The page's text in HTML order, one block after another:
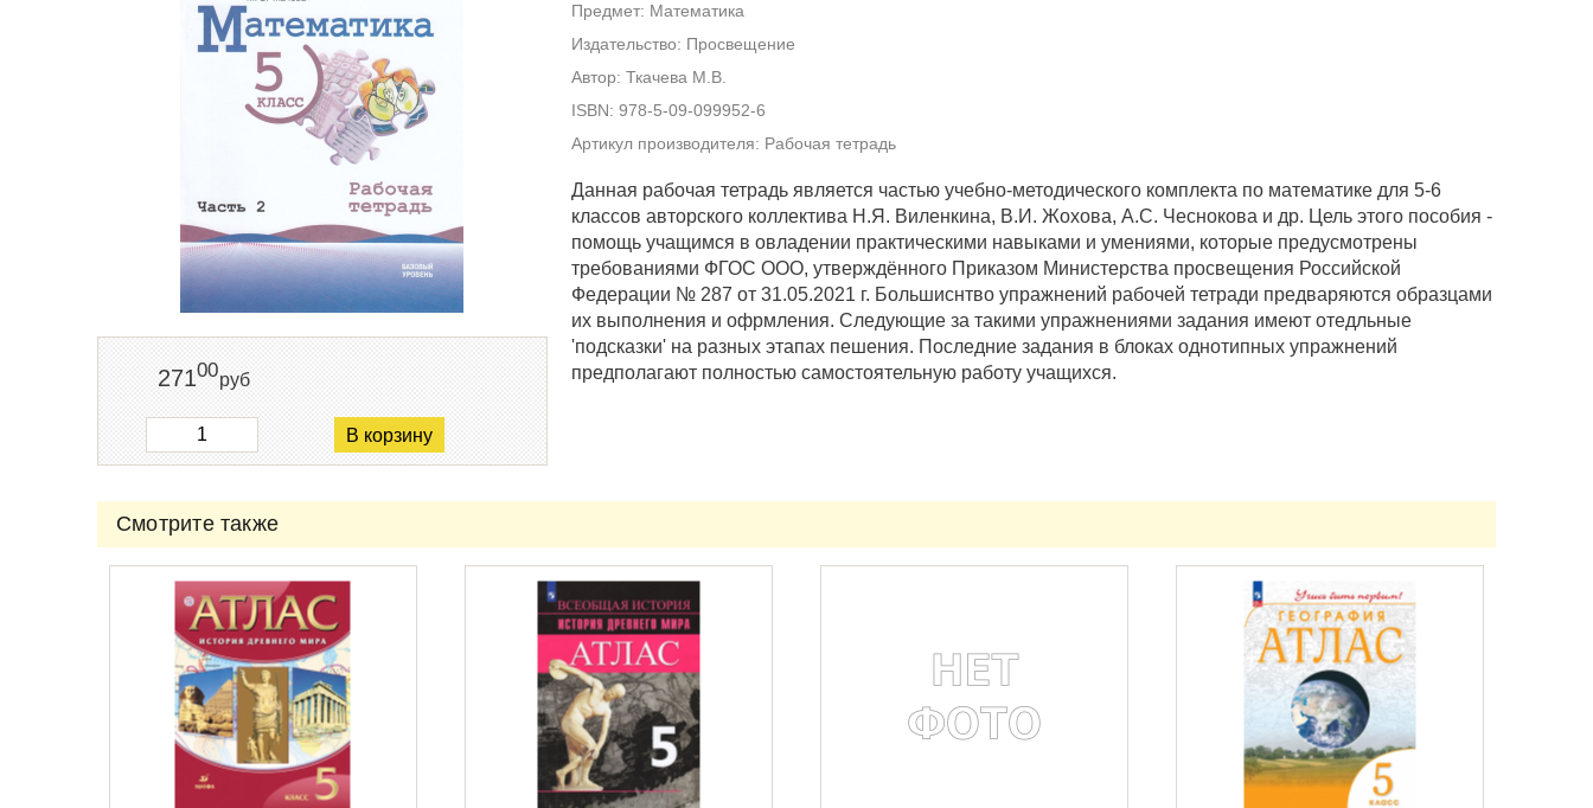
27100руб
В корзину
Предмет: Математика
Издательство: Просвещение
Автор: Ткачева М.В.
ISBN: 978-5-09-099952-6
Артикул производителя: Рабочая тетрадь
Данная рабочая тетрадь является частью учебно-методического комплекта по математике для 5-6
классов авторского коллектива Н.Я. Виленкина, В.И. Жохова, А.С. Чеснокова и др. Цель этого пособия -
помощь учащимся в овладении практическими навыками и умениями, которые предусмотрены
требованиями ФГОС ООО, утверждённого Приказом Министерства просвещения Российской
Федерации № 287 от 31.05.2021 г. Большиснтво упражнений рабочей тетради предваряются образцами
их выполнения и офрмления. Следующие за такими упражнениями задания имеют отедльные
'подсказки' на разных этапах пешения. Последние задания в блоках однотипных упражнений
предполагают полностью самостоятельную работу учащихся.
Смотрите также